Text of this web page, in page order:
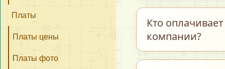
название / тип
вес и/или
год выпуска
В этом случае
Кто
компании?
Платы
Платы цены
Платы фото